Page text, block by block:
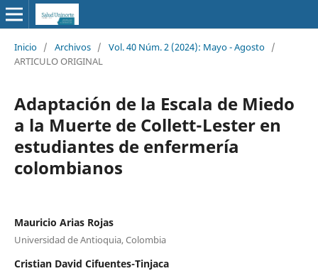
Inicio / Archivos / Vol. 40 Núm. 2 (2024): Mayo - Agosto /
ARTICULO ORIGINAL
Adaptación de la Escala de Miedo
a la Muerte de Collett-Lester en
estudiantes de enfermería
colombianos
Mauricio Arias Rojas
Universidad de Antioquia, Colombia
Cristian David Cifuentes-Tinjaca